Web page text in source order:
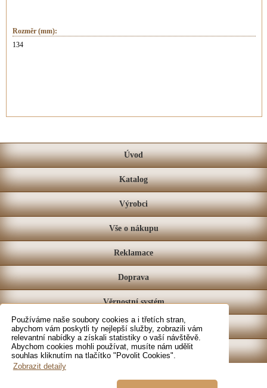
Používáme naše soubory cookies a i třetích stran,
abychom vám poskytli ty nejlepší služby, zobrazili vám
relevantní nabídky a získali statistiky o vaší návštěvě.
Abychom cookies mohli používat, musíte nám udělit
souhlas kliknutím na tlačítko "Povolit Cookies".
Zobrazit detaily
Rozměr (mm):
134
Úvod
Katalog
Výrobci
Vše o nákupu
Reklamace
Doprava
Věrnostní systém
Prodejna
Kontakt